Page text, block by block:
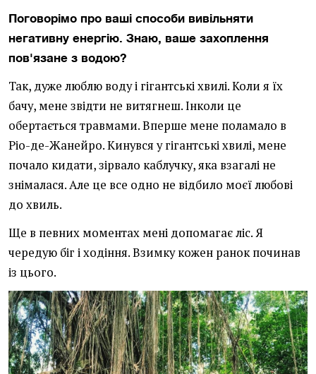
Поговорімо про ваші способи вивільняти
негативну енергію. Знаю, ваше захоплення
пов'язане з водою?
Так, дуже люблю воду і гігантські хвилі. Коли я їх
бачу, мене звідти не витягнеш. Інколи це
обертається травмами. Вперше мене поламало в
Ріо-де-Жанейро. Кинувся у гігантські хвилі, мене
почало кидати, зірвало каблучку, яка взагалі не
знімалася. Але це все одно не відбило моєї любові
до хвиль.
Ще в певних моментах мені допомагає ліс. Я
чередую біг і ходіння. Взимку кожен ранок починав
із цього.